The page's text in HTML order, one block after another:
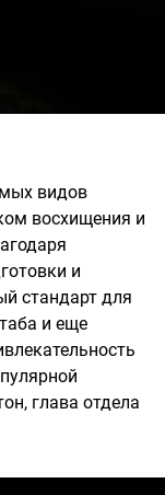
видов
восхищения и
и
стандарт для
и еще
глава отдела